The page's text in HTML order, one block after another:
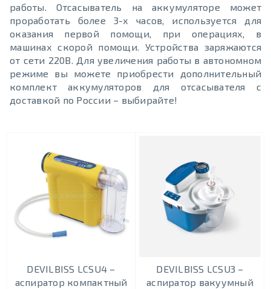
работы. Отсасыватель на аккумуляторе может
проработать более 3-х часов, используется для
оказания первой помощи, при операциях, в
машинах скорой помощи. Устройства заряжаются
от сети 220В. Для увеличения работы в автономном
режиме вы можете приобрести дополнительный
комплект аккумуляторов для отсасывателя с
доставкой по России – выбирайте!
DEVILBISS LCSU4 –
аспиратор компактный
DEVILBISS LCSU3 –
аспиратор вакуумный